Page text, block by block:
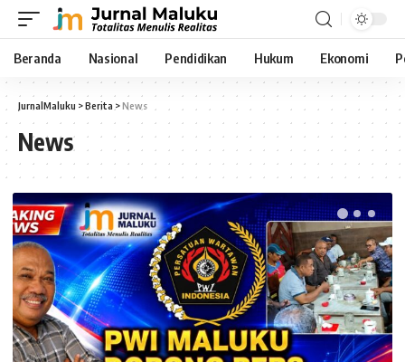
Beranda Nasional Pendidikan Hukum Ekonomi
JurnalMaluku >Berita >News
News